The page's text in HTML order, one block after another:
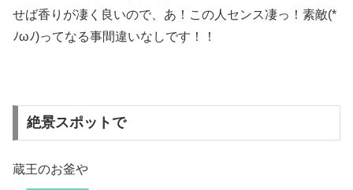
せば香りが凄く良いので、あ！この人センス凄っ！素敵(*
ﾉωﾉ)ってなる事間違いなしです！！
絶景スポットで
蔵王のお釜や